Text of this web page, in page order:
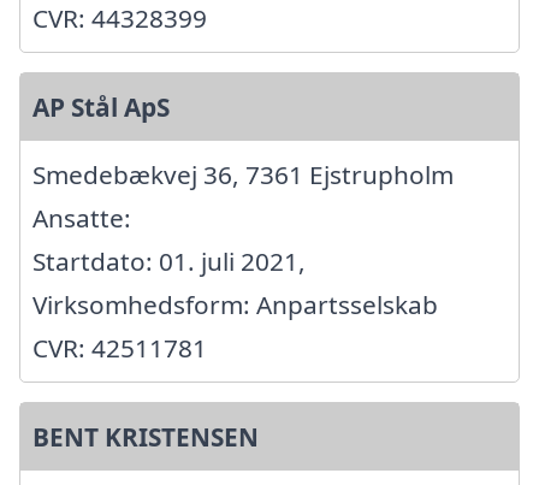
CVR: 44328399
AP Stål ApS
Smedebækvej 36, 7361 Ejstrupholm
Ansatte:
Startdato: 01. juli 2021,
Virksomhedsform: Anpartsselskab
CVR: 42511781
BENT KRISTENSEN